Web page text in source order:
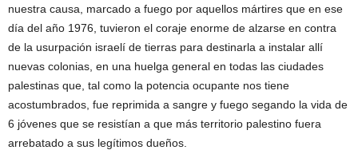
nuestra causa, marcado a fuego por aquellos mártires que en ese
día del año 1976, tuvieron el coraje enorme de alzarse en contra
de la usurpación israelí de tierras para destinarla a instalar allí
nuevas colonias, en una huelga general en todas las ciudades
palestinas que, tal como la potencia ocupante nos tiene
acostumbrados, fue reprimida a sangre y fuego segando la vida de
6 jóvenes que se resistían a que más territorio palestino fuera
arrebatado a sus legítimos dueños.